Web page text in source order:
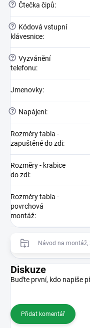
? Čtečka čipů:
?
Kódová vstupní
klávesnice:
? Vyzvánění
telefonu:
Jmenovky:
? Napájení:
Rozměry tabla -
zapuštěné do zdi:
Rozměry - krabice
do zdi:
Rozměry tabla -
povrchová
montáž:
Návod na
Diskuze
Buďte první, kdo napíše
Přidat komentář